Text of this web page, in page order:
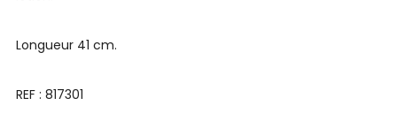
Longueur 41 cm.
REF : 817301